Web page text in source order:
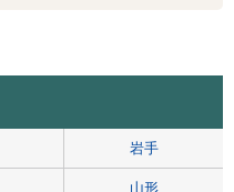
岩手
山形